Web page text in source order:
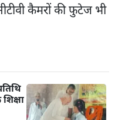
कैमरों की फुटेज भी